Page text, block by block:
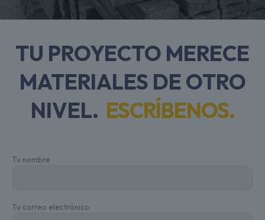
TU PROYECTO MERECE
MATERIALES DE OTRO
NIVEL. ESCRÍBENOS.
Tu nombre
Tu correo electrónico